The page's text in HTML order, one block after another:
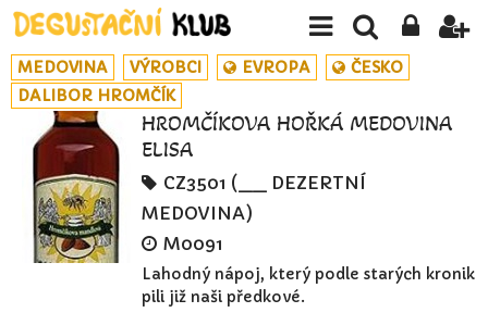
MEDOVINA VÝROBCI EVROPA
ČESKO
DALIBOR HROMČÍK
HROMČÍKOVA HOŘKÁ MEDOVINA
ELISA
CZ3501 (__ DEZERTNÍ
MEDOVINA)
M0091
Lahodný nápoj, který podle starých kronik
pili již naši předkové.